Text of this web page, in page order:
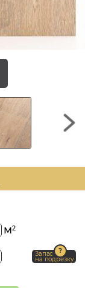
м2
Запас
на подрезку